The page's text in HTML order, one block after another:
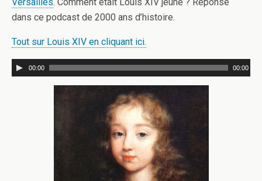
dans ce podcast de 2000 ans d’histoire.
Tout sur Louis XIV en cliquant ici.
00:00 00:00